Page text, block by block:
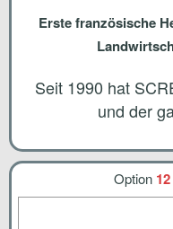
Erste französische
Seit 1990 hat
und der
Option 12